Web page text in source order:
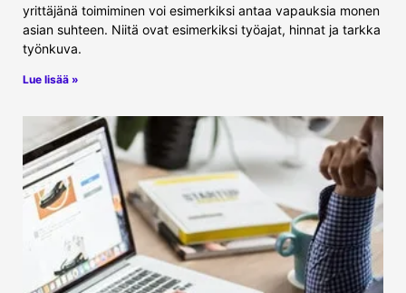
yrittäjänä toimiminen voi esimerkiksi antaa vapauksia monen
asian suhteen. Niitä ovat esimerkiksi työajat, hinnat ja tarkka
työnkuva.
Lue lisää »